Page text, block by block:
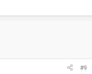
#9